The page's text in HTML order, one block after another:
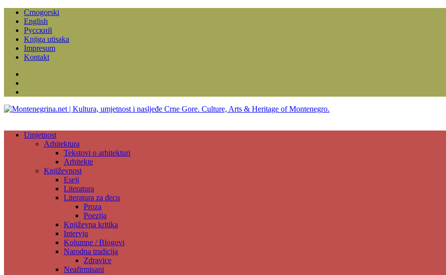
Crnogorski
English
Русский
Knjiga utisaka
Impresum
Kontakt
Umjetnost
Arhitektura
Tekstovi o arhitekturi
Arhitekte
Književnost
Eseji
Literatura
Literatura za đecu
Proza
Poezija
Književna kritika
Intervju
Kolumne / Blogovi
Narodna tradicija
Zdravice
Neafirmisani